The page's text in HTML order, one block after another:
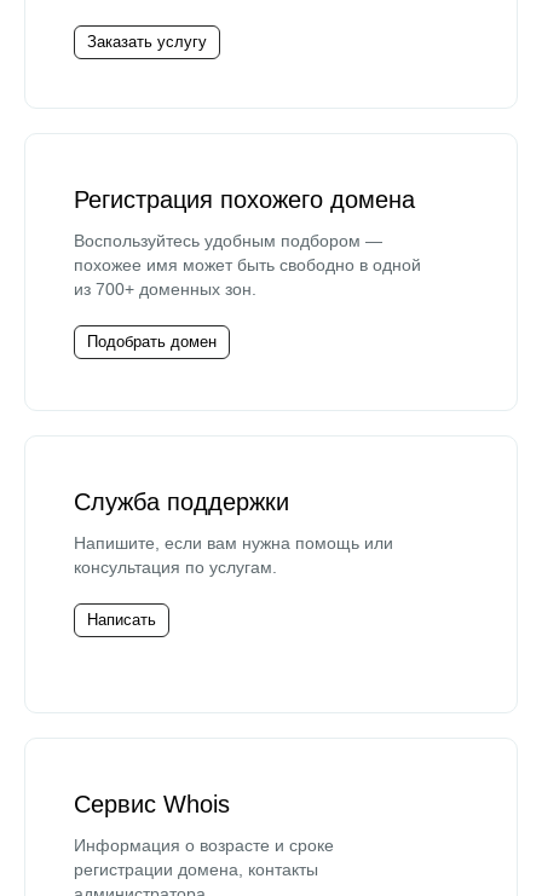
Заказать услугу
Регистрация похожего домена
Воспользуйтесь удобным подбором —
похожее имя может быть свободно в одной
из 700+ доменных зон.
Подобрать домен
Служба поддержки
Напишите, если вам нужна помощь или
консультация по услугам.
Написать
Сервис Whois
Информация о возрасте и сроке
регистрации домена, контакты